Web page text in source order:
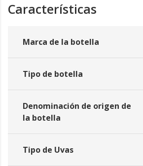
Características
Marca de la botella
Tipo de botella
Denominación de origen de
la botella
Tipo de Uvas